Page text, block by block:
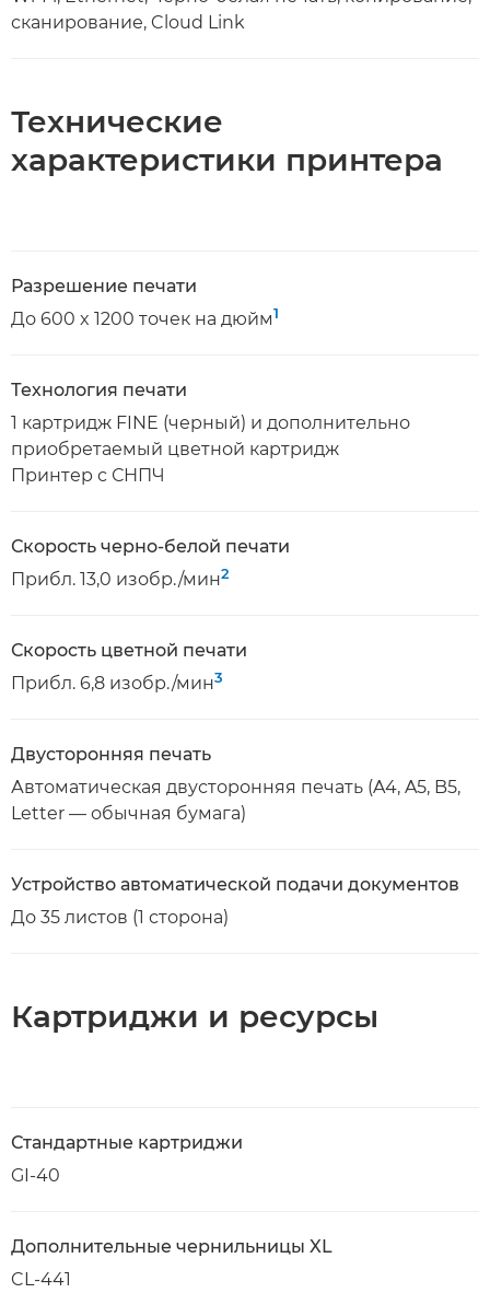
сканирование, Cloud Link
Технические
характеристики принтера
Разрешение печати
До 600 x 1200 точек на дюйм1
Технология печати
1 картридж FINE (черный) и дополнительно
приобретаемый цветной картридж
Принтер с СНПЧ
Скорость черно-белой печати
Прибл. 13,0 изобр./мин2
Скорость цветной печати
Прибл. 6,8 изобр./мин3
Двусторонняя печать
Автоматическая двусторонняя печать (A4, A5, B5,
Letter — обычная бумага)
Устройство автоматической подачи документов
До 35 листов (1 сторона)
Картриджи и ресурсы
Стандартные картриджи
GI-40
Дополнительные чернильницы XL
CL-441